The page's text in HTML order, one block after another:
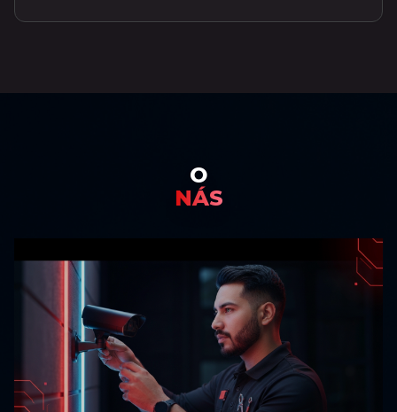
O
NÁS